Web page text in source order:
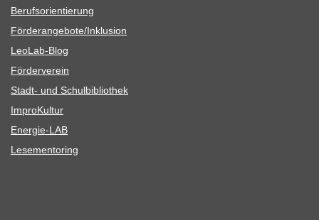
Berufs­ori­en­tie­rung
Förderangebote/​​Inklusion
Leo­Lab-Blog
För­der­ver­ein
Stadt- und Schulbibliothek
Impro­Kul­tur
Ener­­gie-LAB
Lese­men­to­ring